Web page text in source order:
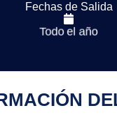
Fechas de Salida
Todo el año